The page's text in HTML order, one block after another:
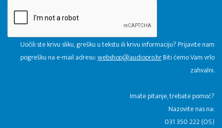
Uočili ste krivu sliku, grešku u tekstu ili krivu informaciju? Prijavite nam
pogrešku na e-mail adresu:webshop@audiopro.hrBiti ćemo Vam vrlo
zahvalni.
​Imate pitanje, trebate pomoć?
Nazovite nas na:
031 350 222 (OS)